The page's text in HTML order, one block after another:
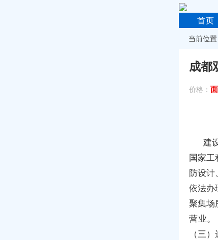
首页
当前位
成都
价格：
建
国家
防设计
依法办
聚集场
营业。
（三